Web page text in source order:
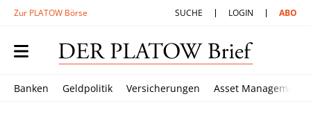
Zur PLATOW Börse SUCHE LOGIN ABO
Banken Geldpolitik Versicherungen Asset Management